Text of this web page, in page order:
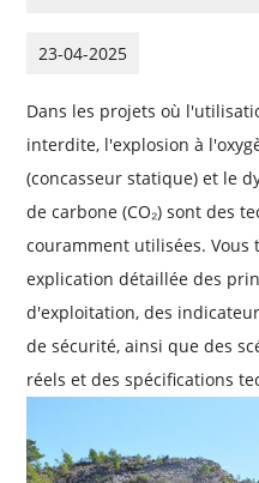
23-04-2025
Dans les projets où
interdite, l'explosion à
(concasseur statique) et le
de carbone (CO₂) sont des
couramment utilisées. Vous
explication détaillée des
d'exploitation, des
de sécurité, ainsi que des
réels et des spécifications